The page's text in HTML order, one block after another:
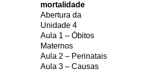
mortalidade
Abertura da
Unidade 4
Aula 1 – Óbitos
Maternos
Aula 2 – Perinatais
Aula 3 – Causas